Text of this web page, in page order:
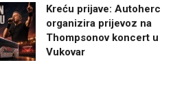
Kreću prijave: Autoherc
organizira prijevoz na
Thompsonov koncert u
Vukovar